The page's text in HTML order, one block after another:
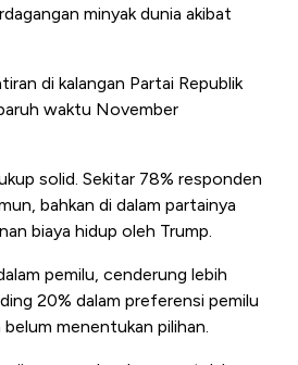
minyak dunia akibat
di kalangan Partai Republik
waktu November
solid. Sekitar 78% responden
bahkan di dalam partainya
biaya hidup oleh Trump.
pemilu, cenderung lebih
20% dalam preferensi pemilu
menentukan pilihan.